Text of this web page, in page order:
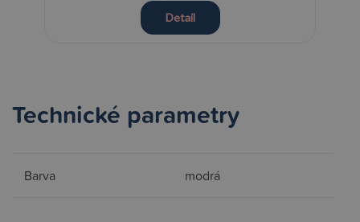
Detail
Technické parametry
Barva modrá